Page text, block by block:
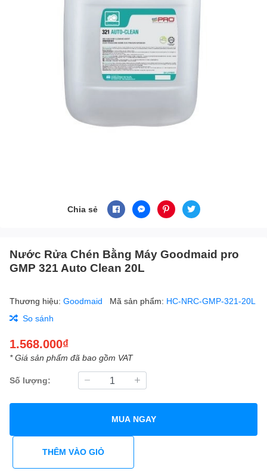
Chia sẻ
Nước Rửa Chén Bằng Máy Goodmaid pro
GMP 321 Auto Clean 20L
Thương hiệu: Goodmaid Mã sản phẩm: HC-NRC-GMP-321-20L
So sánh
1.568.000₫
* Giá sản phẩm đã bao gồm VAT
Số lượng:
MUA NGAY
THÊM VÀO GIỎ